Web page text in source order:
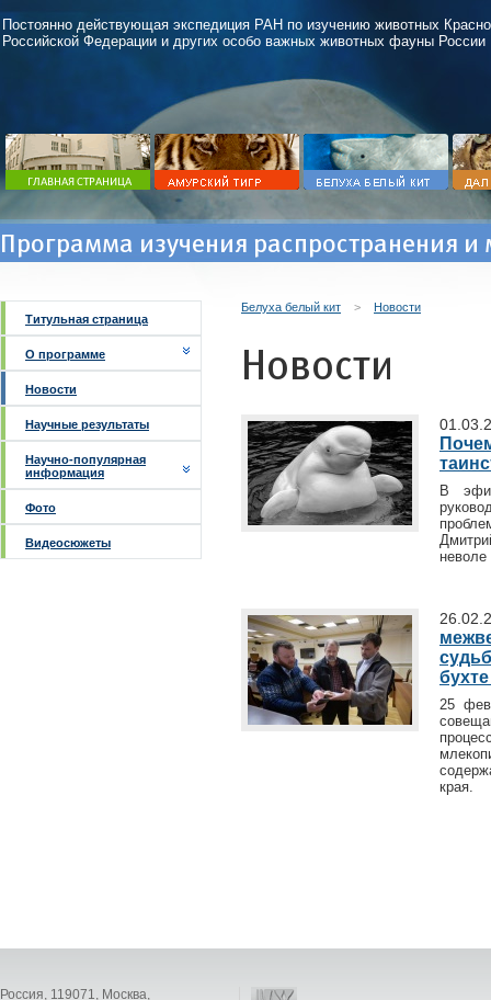
Постоянно действующая экспедиция РАН по изучению животных
Российской Федерации и других особо важных животных фауны России
Программа изучения распространения и
Титульная страница
О программе
Новости
Научные результаты
Научно-популярная
информация
Фото
Видеосюжеты
Белуха белый кит > Новости
Новости
В
25
края.
Россия, 119071, Москва,